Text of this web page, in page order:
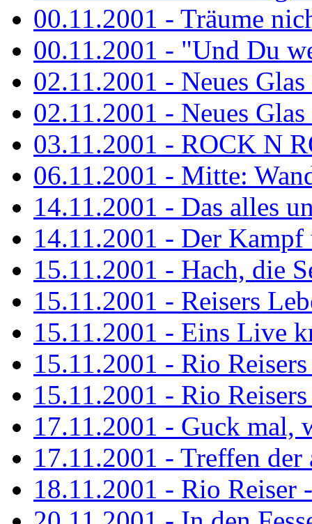
00.11.2001 - Träume
00.11.2001 - "Und Du
02.11.2001 - Neues Glas
02.11.2001 - Neues Glas
03.11.2001 - ROCK N
06.11.2001 - Mitte:
14.11.2001 - Das alles
14.11.2001 - Der Kampf
15.11.2001 - Hach, die
15.11.2001 - Reisers
15.11.2001 - Eins Live
15.11.2001 - Rio
15.11.2001 - Rio
17.11.2001 - Guck mal,
17.11.2001 - Treffen
18.11.2001 - Rio Reiser